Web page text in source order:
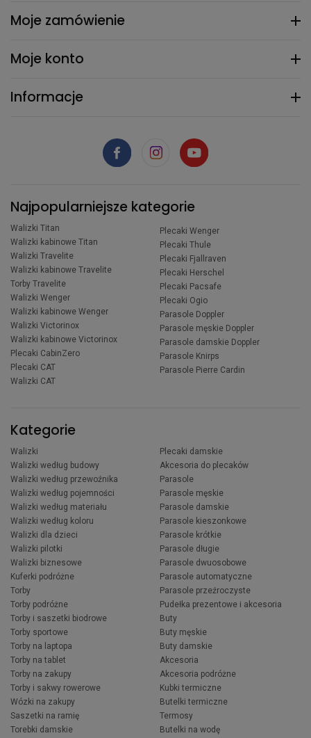
Moje zamówienie
Moje konto
Informacje
Najpopularniejsze kategorie
Walizki Titan
Walizki kabinowe Titan
Walizki Travelite
Walizki kabinowe Travelite
Torby Travelite
Walizki Wenger
Walizki kabinowe Wenger
Walizki Victorinox
Walizki kabinowe Victorinox
Plecaki CabinZero
Plecaki CAT
Walizki CAT
Plecaki Wenger
Plecaki Thule
Plecaki Fjallraven
Plecaki Herschel
Plecaki Pacsafe
Plecaki Ogio
Parasole Doppler
Parasole męskie Doppler
Parasole damskie Doppler
Parasole Knirps
Parasole Pierre Cardin
Kategorie
Walizki
Walizki według budowy
Walizki według przewoźnika
Walizki według pojemności
Walizki według materiału
Walizki według koloru
Walizki dla dzieci
Walizki pilotki
Walizki biznesowe
Kuferki podróżne
Torby
Torby podróżne
Torby i saszetki biodrowe
Torby sportowe
Torby na laptopa
Torby na tablet
Torby na zakupy
Torby i sakwy rowerowe
Wózki na zakupy
Saszetki na ramię
Torebki damskie
Plecaki damskie
Akcesoria do plecaków
Parasole
Parasole męskie
Parasole damskie
Parasole kieszonkowe
Parasole krótkie
Parasole długie
Parasole dwuosobowe
Parasole automatyczne
Parasole przeźroczyste
Pudełka prezentowe i akcesoria
Buty
Buty męskie
Buty damskie
Akcesoria
Akcesoria podróżne
Kubki termiczne
Butelki termiczne
Termosy
Butelki na wodę